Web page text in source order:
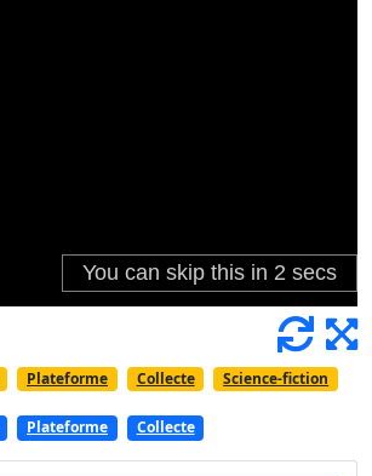
Plateforme Collecte Science-fiction
Plateforme Collecte